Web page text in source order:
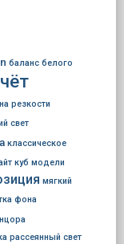
баланс белого
резкости
свет
классическое
куб модели
мягкий
фона
рассеянный свет